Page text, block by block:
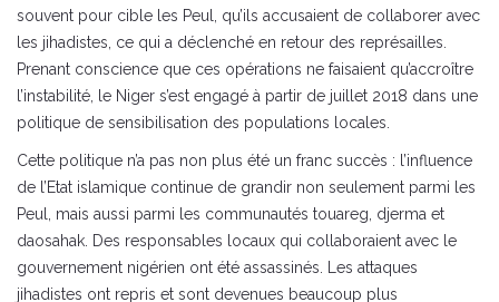
souvent pour cible les Peul, qu’ils accusaient de collaborer avec
les jihadistes, ce qui a déclenché en retour des représailles.
Prenant conscience que ces opérations ne faisaient qu’accroître
l’instabilité, le Niger s’est engagé à partir de juillet 2018 dans une
politique de sensibilisation des populations locales.
Cette politique n’a pas non plus été un franc succès : l’influence
de l’Etat islamique continue de grandir non seulement parmi les
Peul, mais aussi parmi les communautés touareg, djerma et
daosahak. Des responsables locaux qui collaboraient avec le
gouvernement nigérien ont été assassinés. Les attaques
jihadistes ont repris et sont devenues beaucoup plus